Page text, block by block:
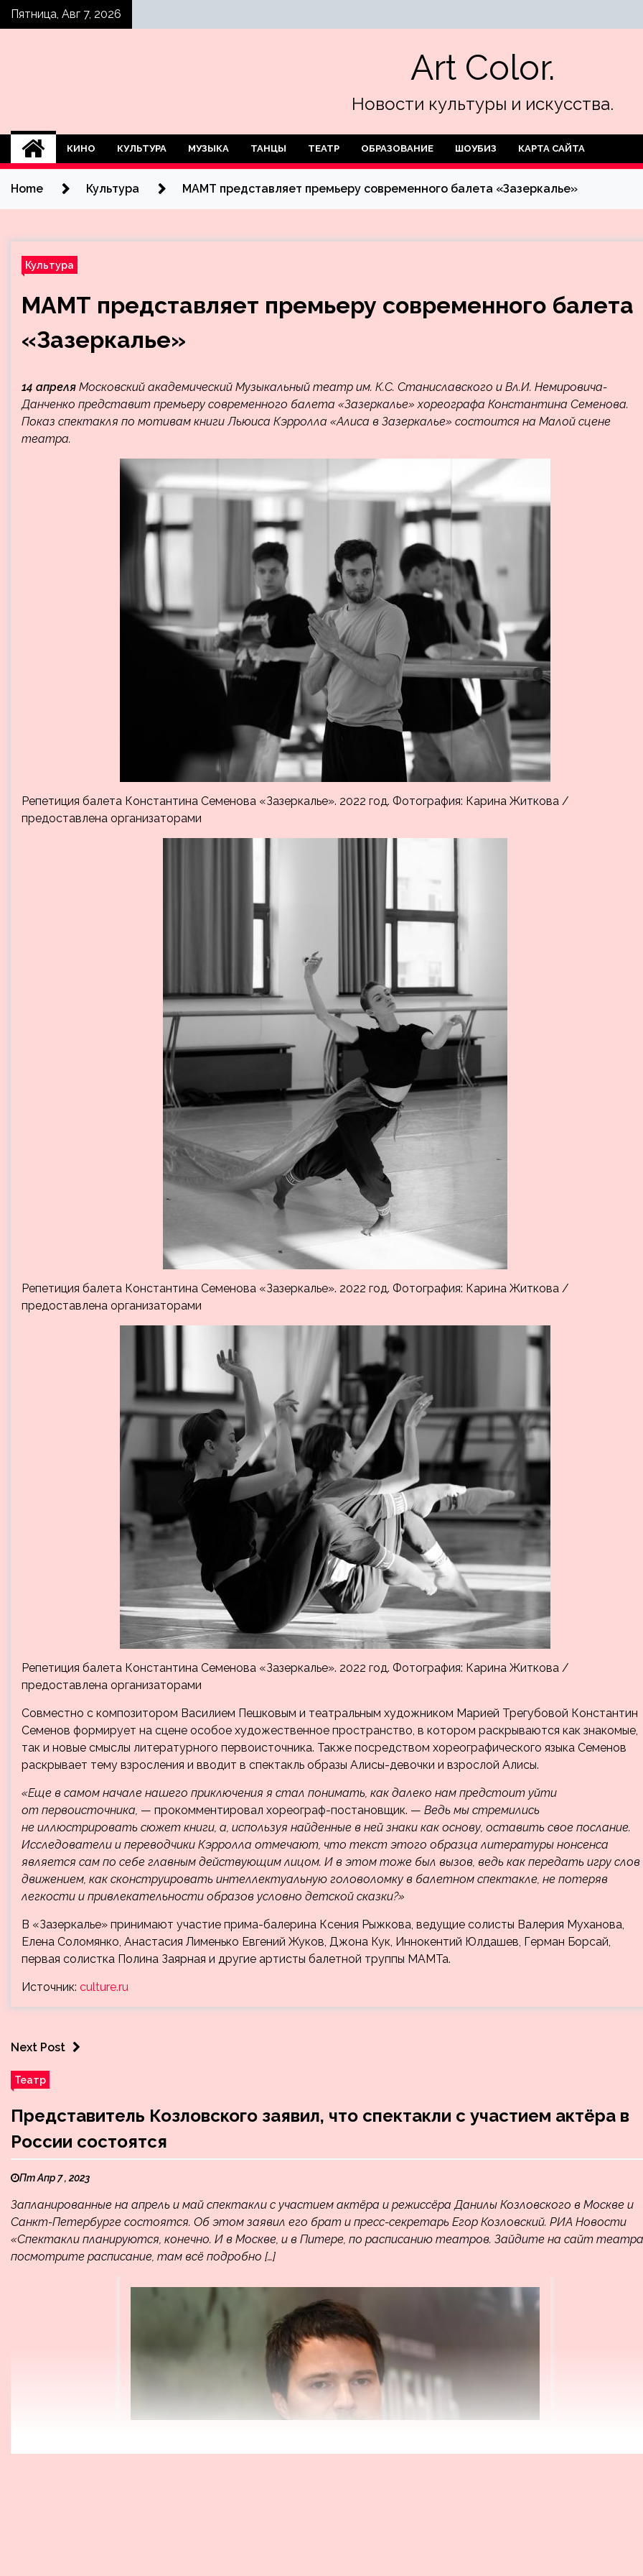
SkipПятница, Авг 7, 2026
Art Color.
Новости культуры и искусства.
КИНО КУЛЬТУРА МУЗЫКА ТАНЦЫ ТЕАТР ОБРАЗОВАНИЕ ШОУБИЗ КАРТА САЙТА
Home Культура МАМТ представляет премьеру современного балета «Зазеркалье»
Культура
МАМТ представляет премьеру современного балета
«Зазеркалье»
14 апреля Московский академический Музыкальный театр им. К.С. Станиславского и Вл.И. Немировича-
Данченко представит премьеру современного балета «Зазеркалье» хореографа Константина Семенова.
Показ спектакля по мотивам книги Льюиса Кэрролла «Алиса в Зазеркалье» состоится на Малой сцене
театра.
Репетиция балета Константина Семенова «Зазеркалье». 2022 год. Фотография: Карина Житкова /
предоставлена организаторами
Репетиция балета Константина Семенова «Зазеркалье». 2022 год. Фотография: Карина Житкова /
предоставлена организаторами
Репетиция балета Константина Семенова «Зазеркалье». 2022 год. Фотография: Карина Житкова /
предоставлена организаторами
Совместно с композитором Василием Пешковым и театральным художником Марией Трегубовой Константин
Семенов формирует на сцене особое художественное пространство, в котором раскрываются как знакомые,
так и новые смыслы литературного первоисточника. Также посредством хореографического языка Семенов
раскрывает тему взросления и вводит в спектакль образы Алисы-девочки и взрослой Алисы.
«Еще в самом начале нашего приключения я стал понимать, как далеко нам предстоит уйти
от первоисточника, — прокомментировал хореограф-постановщик. — Ведь мы стремились
не иллюстрировать сюжет книги, а, используя найденные в ней знаки как основу, оставить свое послание.
Исследователи и переводчики Кэрролла отмечают, что текст этого образца литературы нонсенса
является сам по себе главным действующим лицом. И в этом тоже был вызов, ведь как передать игру слов
движением, как сконструировать интеллектуальную головоломку в балетном спектакле, не потеряв
легкости и привлекательности образов условно детской сказки?»
В «Зазеркалье» принимают участие прима-балерина Ксения Рыжкова, ведущие солисты Валерия Муханова,
Елена Соломянко, Анастасия Лименько Евгений Жуков, Джона Кук, Иннокентий Юлдашев, Герман Борсай,
первая солистка Полина Заярная и другие артисты балетной труппы МАМТа.
Источник: culture.ru
Next Post
Театр
Представитель Козловского заявил, что спектакли с участием актёра в
России состоятся
Пт Апр 7 , 2023
Запланированные на апрель и май спектакли с участием актёра и режиссёра Данилы Козловского в Москве и
Санкт-Петербурге состоятся. Об этом заявил его брат и пресс-секретарь Егор Козловский. РИА Новости
«Спектакли планируются, конечно. И в Москве, и в Питере, по расписанию театров. Зайдите на сайт
посмотрите расписание, там всё подробно […]